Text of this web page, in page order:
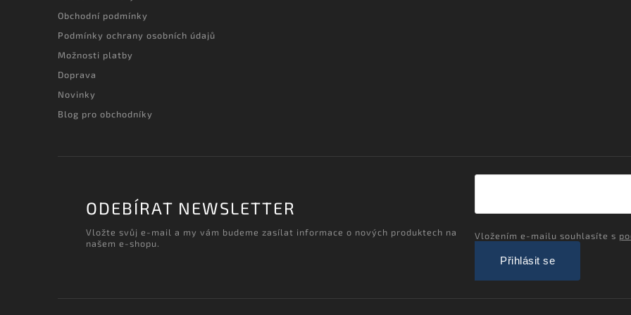
Obchodní podmínky
Podmínky ochrany osobních údajů
Možnosti platby
Doprava
Novinky
Blog pro obchodníky
ODEBÍRAT NEWSLETTER
Vložte svůj e-mail a my vám budeme zasílat informace o nových produktech na
našem e-shopu.
Vložením e-mailu souhlasíte s
Přihlásit se